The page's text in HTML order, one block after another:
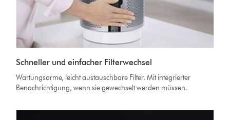
Schneller und einfacher Filterwechsel
Wartungsarme, leicht austauschbare Filter. Mit integrierter
Benachrichtigung, wenn sie gewechselt werden müssen.